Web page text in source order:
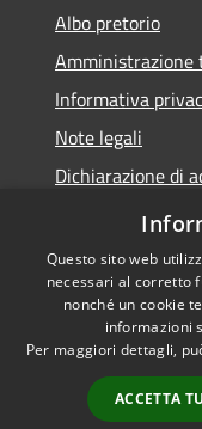
Albo pretorio
Amministrazione
Informativa
Note legali
Dichiarazione di
Meccanismo di
Accessibilità
Questo sito web
necessari al corretto
nonché un cookie
informazioni
Per maggiori dettagli,
ACCETTA